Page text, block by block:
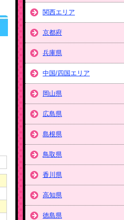
関西エリア
京都府
兵庫県
中国/四国エリア
岡山県
広島県
島根県
鳥取県
香川県
高知県
徳島県